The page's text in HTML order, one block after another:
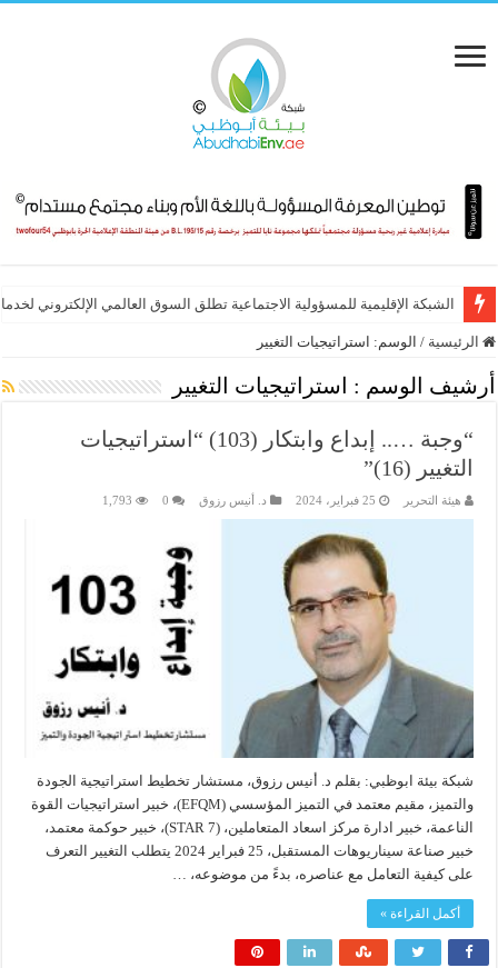
الشبكة الإقليمية للمسؤولية الاجتماعية تطلق السوق العالمي الإلكتروني
الرئيسية / الوسم: استراتيجيات التغيير
أرشيف الوسم : استراتيجيات التغيير
“وجبة ….. إبداع وابتكار (103) “استراتيجيات
التغيير (16)”
هيئة التحرير 25 فبراير، 2024 د. أنيس رزوق 0
1,793
شبكة بيئة ابوظبي: بقلم د. أنيس رزوق، مستشار تخطيط استراتيجية الجودة
والتميز، مقيم معتمد في التميز المؤسسي (EFQM)، خبير استراتيجيات القوة
الناعمة، خبير ادارة مركز اسعاد المتعاملين، (7 STAR)، خبير حوكمة معتمد،
خبير صناعة سيناريوهات المستقبل، 25 فبراير 2024 يتطلب التغيير التعرف
على كيفية التعامل مع عناصره، بدءً من موضوعه، …
أكمل القراءة »